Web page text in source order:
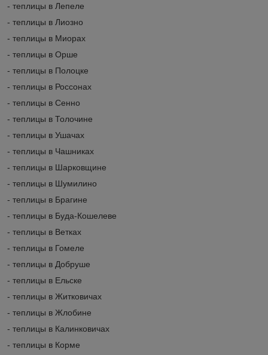
- теплицы в Лепеле
- теплицы в Лиозно
- теплицы в Миорах
- теплицы в Орше
- теплицы в Полоцке
- теплицы в Россонах
- теплицы в Сенно
- теплицы в Толочине
- теплицы в Ушачах
- теплицы в Чашниках
- теплицы в Шарковщине
- теплицы в Шумилино
- теплицы в Брагине
- теплицы в Буда-Кошелеве
- теплицы в Ветках
- теплицы в Гомеле
- теплицы в Добруше
- теплицы в Ельске
- теплицы в Житковичах
- теплицы в Жлобине
- теплицы в Калинковичах
- теплицы в Корме